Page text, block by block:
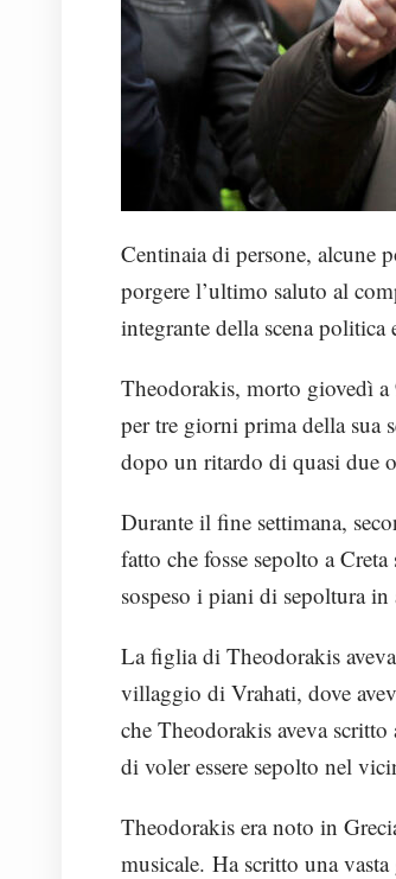
Centinaia di persone, alcune
porgere l’ultimo saluto al
integrante della scena politica
Theodorakis, morto giovedì a
per tre giorni prima della sua
dopo un ritardo di quasi due
Durante il fine settimana,
fatto che fosse sepolto a
sospeso i piani di sepoltura
La figlia di Theodorakis
villaggio di Vrahati, dove
che Theodorakis aveva
di voler essere sepolto nel
Theodorakis era noto in
musicale. Ha scritto una